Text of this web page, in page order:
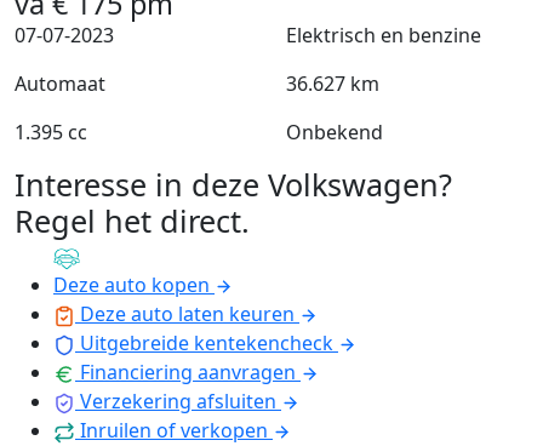
07-07-2023
Elektrisch en benzine
Automaat
36.627 km
1.395 cc
Onbekend
Interesse in deze Volkswagen?
Regel het direct.
Deze auto kopen
Deze auto laten keuren
Uitgebreide kentekencheck
Financiering aanvragen
Verzekering afsluiten
Inruilen of verkopen